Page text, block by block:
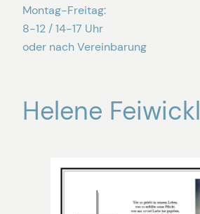
Montag-Freitag:
8-12 / 14-17 Uhr
oder nach Vereinbarung
Helene Feiwickl